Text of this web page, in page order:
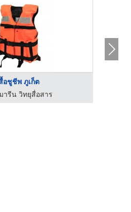
อชูชีพ ภูเก็ต
ารีน วิทยุสื่อสาร